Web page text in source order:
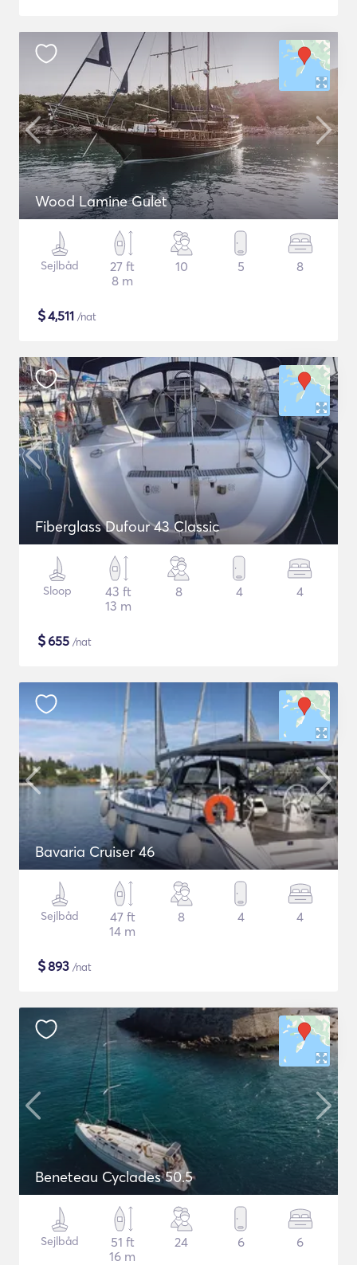
Wood Lamine Gulet
Sejlbåd
27 ft
8 m
10 5 8
$4,511 /nat
Fiberglass Dufour 43 Classic
Sloop
43 ft
13 m
8 4 4
$655 /nat
Bavaria Cruiser 46
Sejlbåd
47 ft
14 m
8 4 4
$893 /nat
Beneteau Cyclades 50.5
Sejlbåd
51 ft
16 m
24 6 6